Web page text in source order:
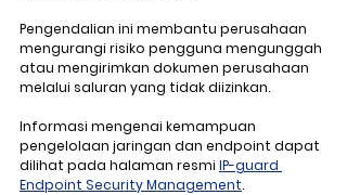
Pengendalian ini membantu perusahaan
mengurangi risiko pengguna mengunggah
atau mengirimkan dokumen perusahaan
melalui saluran yang tidak diizinkan.
Informasi mengenai kemampuan
pengelolaan jaringan dan endpoint dapat
dilihat pada halaman resmi IP-guard
Endpoint Security Management.